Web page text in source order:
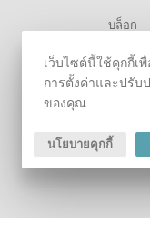
บล็อก
ประวัติการสั่งซื้อ
เว็บไซต์นี้ใช้คุกกี้เ
การตั้งค่าและปรับ
ของคุณ
นโยบายคุกกี้